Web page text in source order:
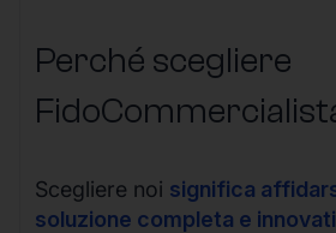
Perché scegliere
Scegliere noi significa
soluzione completa e